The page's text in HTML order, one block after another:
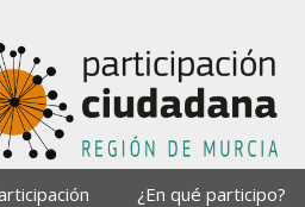
¿En qué participo?